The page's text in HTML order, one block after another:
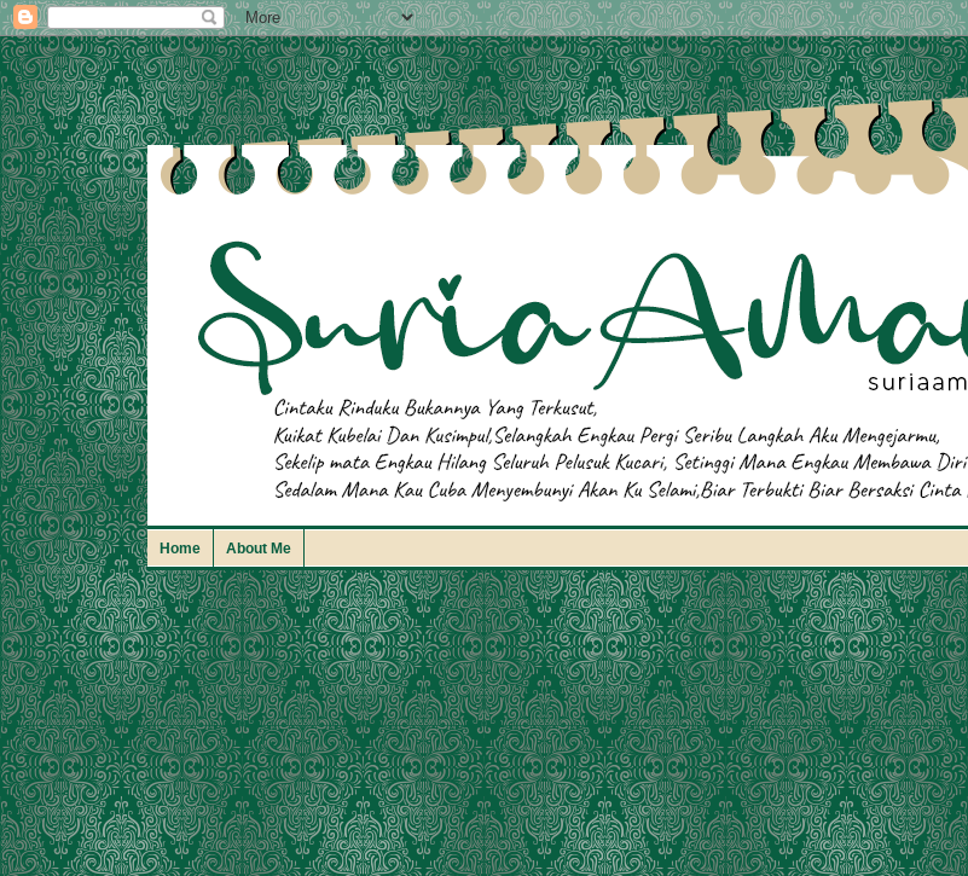
Home About Me